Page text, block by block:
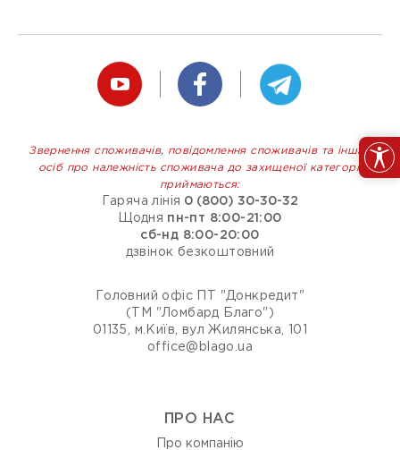
Звернення споживачів, повідомлення споживачів та інших
осіб про належність споживача до захищеної категорії
приймаються:
Гаряча лінія 0 (800) 30-30-32
Щодня пн-пт 8:00-21:00
сб-нд 8:00-20:00
дзвінок безкоштовний
Головний офіс ПТ "Донкредит"
(ТМ "Ломбард Благо")
01135, м.Київ, вул Жилянська, 101
office@blago.ua
ПРО НАС
Про компанію